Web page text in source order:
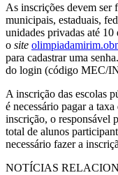
As inscrições devem ser
municipais, estaduais,
unidades privadas até 10
o site
para cadastrar uma
do login (código MEC/
A inscrição das escolas
é necessário pagar a
inscrição, o responsável
total de alunos
necessário fazer a
NOTÍCIAS